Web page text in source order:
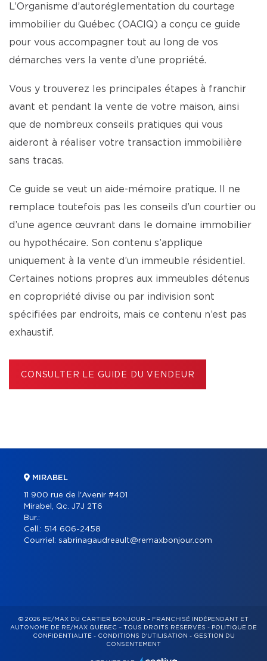
L’Organisme d’autoréglementation du courtage
immobilier du Québec (OACIQ) a conçu ce guide
pour vous accompagner tout au long de vos
démarches vers la vente d’une propriété.
Vous y trouverez les principales étapes à franchir
avant et pendant la vente de votre maison, ainsi
que de nombreux conseils pratiques qui vous
aideront à réaliser votre transaction immobilière
sans tracas.
Ce guide se veut un aide-mémoire pratique. Il ne
remplace toutefois pas les conseils d’un courtier ou
d’une agence œuvrant dans le domaine immobilier
ou hypothécaire. Son contenu s’applique
uniquement à la vente d’un immeuble résidentiel.
Certaines notions propres aux immeubles détenus
en copropriété divise ou par indivision sont
spécifiées par endroits, mais ce contenu n’est pas
exhaustif.
CONSULTER LE GUIDE DU VENDEUR
MIRABEL
11 900 rue de l'Avenir #401
Mirabel, Qc. J7J 2T6
Bur.:
Cell.: 514 606-2458
Courriel: sabrinagaudreault@remaxbonjour.com
© 2026 RE/MAX DU CARTIER BONJOUR – FRANCHISÉ INDÉPENDANT ET
AUTONOME DE RE/MAX QUÉBEC – TOUS DROITS RÉSERVÉS - POLITIQUE DE
CONFIDENTIALITÉ- CONDITIONS D'UTILISATION - GESTION DU
CONSENTEMENT